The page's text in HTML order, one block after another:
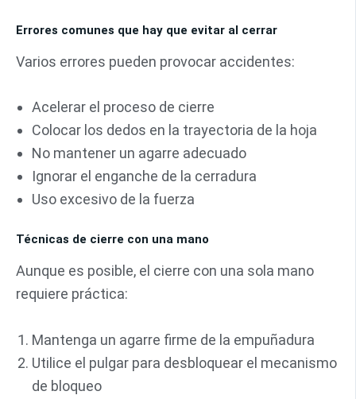
Errores comunes que hay que evitar al cerrar
Varios errores pueden provocar accidentes:
Acelerar el proceso de cierre
Colocar los dedos en la trayectoria de la hoja
No mantener un agarre adecuado
Ignorar el enganche de la cerradura
Uso excesivo de la fuerza
Técnicas de cierre con una mano
Aunque es posible, el cierre con una sola mano
requiere práctica:
Mantenga un agarre firme de la empuñadura
Utilice el pulgar para desbloquear el mecanismo
de bloqueo